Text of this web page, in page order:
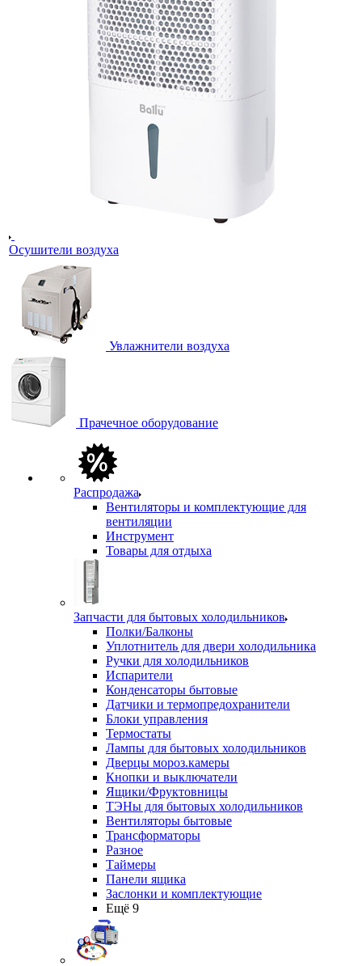
Осушители воздуха
Увлажнители воздуха
Прачечное оборудование
Распродажа
Вентиляторы и комплектующие для
вентиляции
Инструмент
Товары для отдыха
Запчасти для бытовых холодильников
Полки/Балконы
Уплотнитель для двери холодильника
Ручки для холодильников
Испарители
Конденсаторы бытовые
Датчики и термопредохранители
Блоки управления
Термостаты
Лампы для бытовых холодильников
Дверцы мороз.камеры
Кнопки и выключатели
Ящики/Фруктовницы
ТЭНы для бытовых холодильников
Вентиляторы бытовые
Трансформаторы
Разное
Таймеры
Панели ящика
Заслонки и комплектующие
Ещё 9